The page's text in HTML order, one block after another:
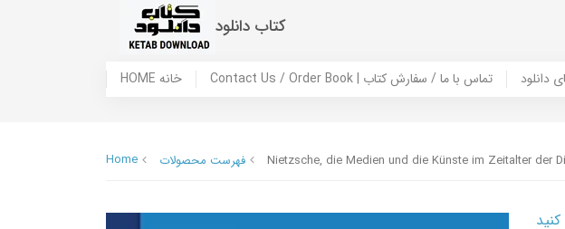
کتاب دانلود
HOME خانه Contact Us / Order Book | تماس با ما / سفارش کتاب دانلود
Home فهرست محصولات Nietzsche, die Medien und die Künste im Zeitalter der